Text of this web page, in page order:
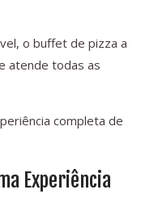
o buffet de pizza a
atende todas as
completa de
Experiência